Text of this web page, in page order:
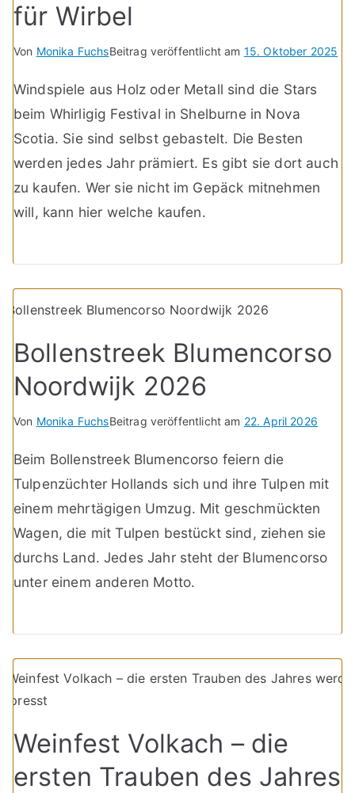
für Wirbel
Von Monika FuchsBeitrag veröffentlicht am 15. Oktober 2025
Windspiele aus Holz oder Metall sind die Stars
beim Whirligig Festival in Shelburne in Nova
Scotia. Sie sind selbst gebastelt. Die Besten
werden jedes Jahr prämiert. Es gibt sie dort auch
zu kaufen. Wer sie nicht im Gepäck mitnehmen
will, kann hier welche kaufen.
Bollenstreek Blumencorso
Noordwijk 2026
Von Monika FuchsBeitrag veröffentlicht am 22. April 2026
Beim Bollenstreek Blumencorso feiern die
Tulpenzüchter Hollands sich und ihre Tulpen mit
einem mehrtägigen Umzug. Mit geschmückten
Wagen, die mit Tulpen bestückt sind, ziehen sie
durchs Land. Jedes Jahr steht der Blumencorso
unter einem anderen Motto.
Weinfest Volkach – die
ersten Trauben des Jahres